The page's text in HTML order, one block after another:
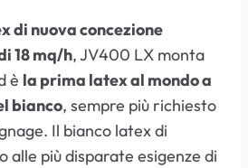
di nuova concezione
18 mq/h, JV400 LX monta
è la prima latex al mondo a
bianco, sempre più richiesto
Il bianco latex di
alle più disparate esigenze di